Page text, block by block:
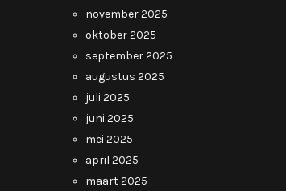
november 2025
oktober 2025
september 2025
augustus 2025
juli 2025
juni 2025
mei 2025
april 2025
maart 2025